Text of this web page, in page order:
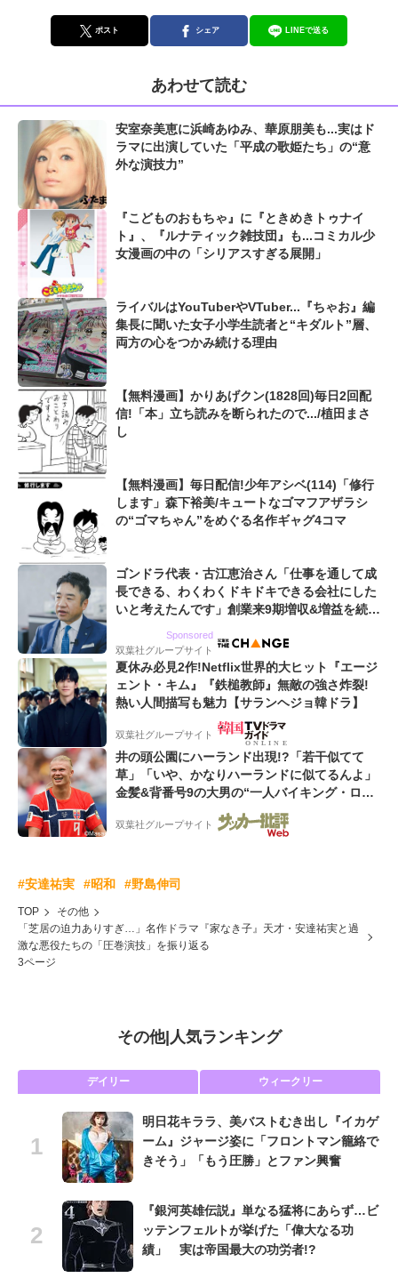
ポスト シェア LINEで送る
あわせて読む
安室奈美恵に浜崎あゆみ、華原朋美も...実はド
ラマに出演していた「平成の歌姫たち」の“意
外な演技力”
『こどものおもちゃ』に『ときめきトゥナイ
ト』、『ルナティック雑技団』も...コミカル少
女漫画の中の「シリアスすぎる展開」
ライバルはYouTuberやVTuber...『ちゃお』編
集長に聞いた女子小学生読者と“キダルト”層、
両方の心をつかみ続ける理由
【無料漫画】かりあげクン(1828回)毎日2回配
信!「本」立ち読みを断られたので.../植田まさ
し
【無料漫画】毎日配信!少年アシベ(114)「修行
します」森下裕美/キュートなゴマフアザラシ
の“ゴマちゃん”をめぐる名作ギャグ4コマ
ゴンドラ代表・古江恵治さん「仕事を通して成
長できる、わくわくドキドキできる会社にした
いと考えたんです」創業来9期増収&増益を続け
Sponsored
双葉社グループサイト
夏休み必見2作!Netflix世界的大ヒット『エージ
ェント・キム』『鉄槌教師』無敵の強さ炸裂!
熱い人間描写も魅力【サランヘジョ韓ドラ】
双葉社グループサイト
井の頭公園にハーランド出現!?「若干似てて
草」「いや、かなりハーランドに似てるんよ」
金髪&背番号9の大男の“一人バイキング・ロ
ー”映像が話題!「元気をもらった」
双葉社グループサイト
#安達祐実 #昭和 #野島伸司
TOP
その他
「芝居の迫力ありすぎ…」名作ドラマ『家なき子』天才・安達祐実と過
激な悪役たちの「圧巻演技」を振り返る
3ページ
その他| 人気ランキング
デイリー ウィークリー
明日花キララ、美バストむき出し『イカゲ
ーム』ジャージ姿に「フロントマン籠絡で
きそう」「もう圧勝」とファン興奮
『銀河英雄伝説』単なる猛将にあらず…ビ
ッテンフェルトが挙げた「偉大なる功
績」 実は帝国最大の功労者!?